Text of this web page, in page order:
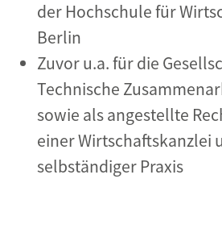
der Hochschule für
Berlin
Zuvor u.a. für die
Technische
sowie als angestellte
einer Wirtschaftskanzlei
selbständiger Praxis